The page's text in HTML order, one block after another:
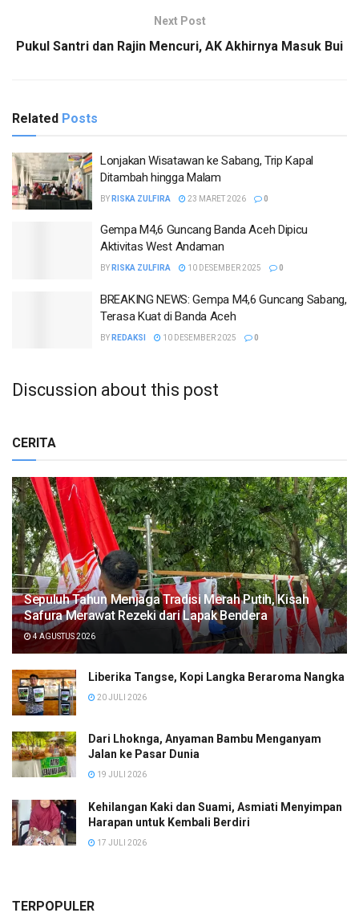
Next Post
Pukul Santri dan Rajin Mencuri, AK Akhirnya Masuk Bui
Related Posts
Lonjakan Wisatawan ke Sabang, Trip Kapal
Ditambah hingga Malam
BY RISKA ZULFIRA 23 MARET 2026 0
Gempa M4,6 Guncang Banda Aceh Dipicu
Aktivitas West Andaman
BY RISKA ZULFIRA 10 DESEMBER 2025 0
BREAKING NEWS: Gempa M4,6 Guncang Sabang,
Terasa Kuat di Banda Aceh
BY REDAKSI 10 DESEMBER 2025 0
Discussion about this post
CERITA
Sepuluh Tahun Menjaga Tradisi Merah Putih, Kisah
Safura Merawat Rezeki dari Lapak Bendera
4 AGUSTUS 2026
Liberika Tangse, Kopi Langka Beraroma Nangka
20 JULI 2026
Dari Lhoknga, Anyaman Bambu Menganyam
Jalan ke Pasar Dunia
19 JULI 2026
Kehilangan Kaki dan Suami, Asmiati Menyimpan
Harapan untuk Kembali Berdiri
17 JULI 2026
TERPOPULER